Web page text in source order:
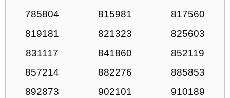
785804
815981
817560
819181
821323
825603
831117
841860
852119
857214
882276
885853
892873
902101
910189